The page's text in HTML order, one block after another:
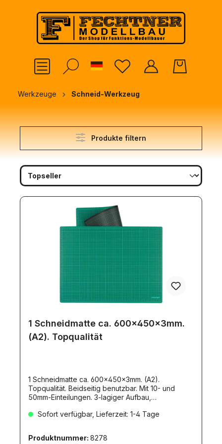
springen
German
Werkzeuge Schneid-Werkzeug
Produkte filtern
1 Schneidmatte ca. 600x450x3mm.
(A2). Topqualität
1 Schneidmatte ca. 600x450x3mm. (A2).
Topqualität. Beidseitig benutzbar. Mit 10- und
50mm-Einteilungen. 3-lagiger Aufbau,
transotype-Produkt. Für präzise und spurlose
Schneidwerkzeugen.Auch als Schreibunterlage
Sofort verfügbar, Lieferzeit: 1-4 Tage
Produktnummer: 8278